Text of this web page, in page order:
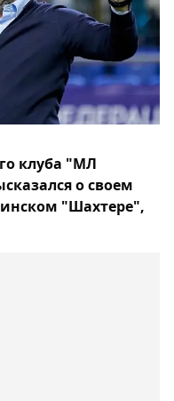
клуба "МЛ
о своем
"Шахтере",